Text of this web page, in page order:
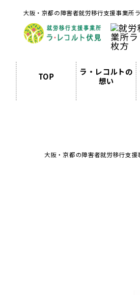
大阪・京都の障害者就労移行支援事業所
TOP
ラ・レコルトの
想い
大阪・京都の障害者就労移行支援